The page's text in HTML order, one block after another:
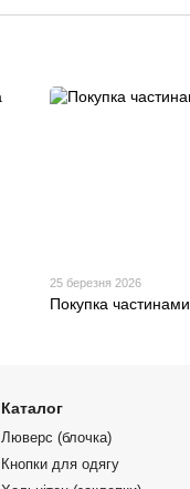
25 березня 2026
Покупка частинами
Каталог
Люверс (блочка)
Кнопки для одягу